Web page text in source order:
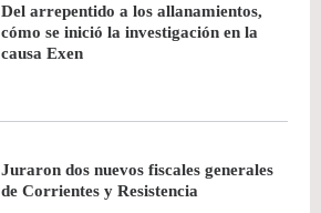
Del arrepentido a los allanamientos,
cómo se inició la investigación en la
causa Exen
Juraron dos nuevos fiscales generales
de Corrientes y Resistencia